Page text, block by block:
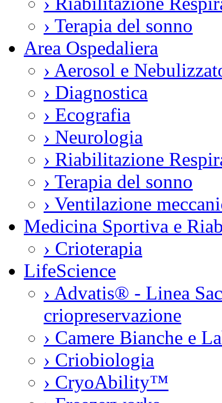
› Terapia del sonno
Area Ospedaliera
› Aerosol e
› Diagnostica
› Ecografia
› Neurologia
› Riabilitazione
› Terapia del sonno
› Ventilazione
Medicina Sportiva e
› Crioterapia
LifeScience
› Advatis® - Linea
criopreservazione
› Camere Bianche e
› Criobiologia
› CryoAbility™